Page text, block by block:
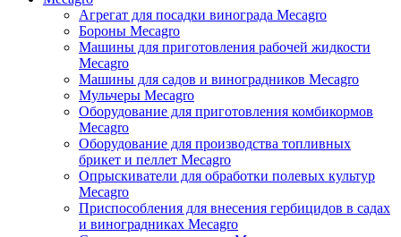
Агрегат для посадки винограда Mecagro
Бороны Mecagro
Машины для приготовления рабочей жидкости
Mecagro
Машины для садов и виноградников Mecagro
Мульчеры Mecagro
Оборудование для приготовления комбикормов
Mecagro
Оборудование для производства топливных
брикет и пеллет Mecagro
Опрыскиватели для обработки полевых культур
Mecagro
Приспособления для внесения гербицидов в садах
и виноградниках Mecagro